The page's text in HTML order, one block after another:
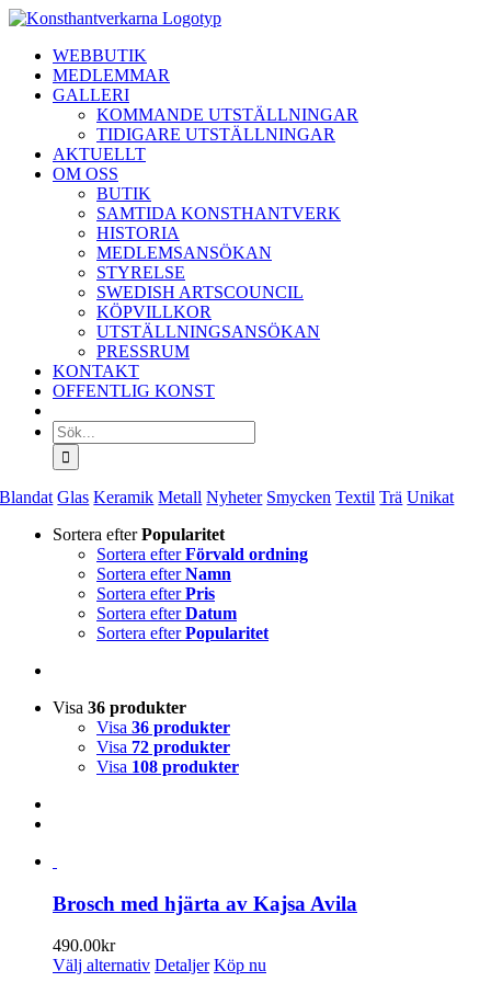
Fortsätt
innehålletWEBBUTIK
MEDLEMMAR
GALLERI
KOMMANDE UTSTÄLLNINGAR
TIDIGARE UTSTÄLLNINGAR
AKTUELLT
OM OSS
BUTIK
SAMTIDA KONSTHANTVERK
HISTORIA
MEDLEMSANSÖKAN
STYRELSE
SWEDISH ARTSCOUNCIL
KÖPVILLKOR
UTSTÄLLNINGSANSÖKAN
PRESSRUM
KONTAKT
OFFENTLIG KONST
Sök
efter:
Blandat Glas Keramik Metall Nyheter Smycken Textil Trä Unikat
Sortera efterPopularitet
Sortera efterFörvald ordning
Sortera efterNamn
Sortera efterPris
Sortera efterDatum
Sortera efterPopularitet
Visa 36 produkter
Visa 36 produkter
Visa 72 produkter
Visa 108 produkter
Brosch med hjärta av Kajsa Avila
490.00kr
Välj alternativ Den
Detaljer Köp nu